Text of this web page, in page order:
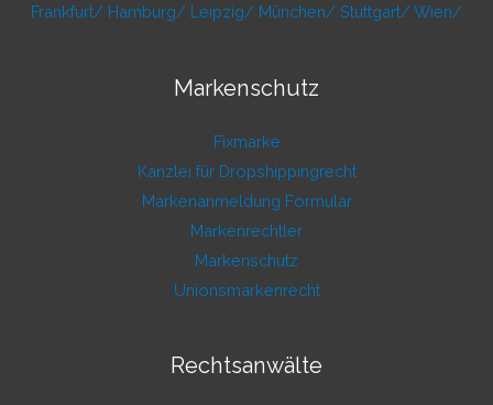
Frankfurt/ Hamburg/ Leipzig/ München/ Stuttgart/ Wien/
Markenschutz
Fixmarke
Kanzlei für Dropshippingrecht
Markenanmeldung Formular
Markenrechtler
Markenschutz
Unionsmarkenrecht
Rechtsanwälte